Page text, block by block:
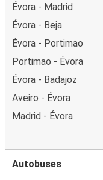
Évora - Madrid
Évora - Beja
Évora - Portimao
Portimao - Évora
Évora - Badajoz
Aveiro - Évora
Madrid - Évora
Autobuses